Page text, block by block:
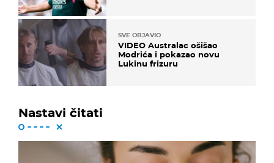
SVE OBJAVIO
VIDEO Australac ošišao
Modrića i pokazao novu
Lukinu frizuru
Nastavi čitati